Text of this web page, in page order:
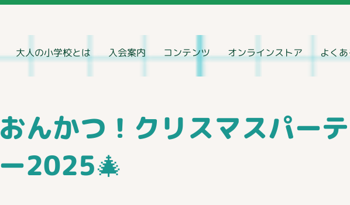
大人の小学校とは 入会案内 コンテンツ オンラインストア よく
おんかつ！クリスマスパー
ー2025🎄